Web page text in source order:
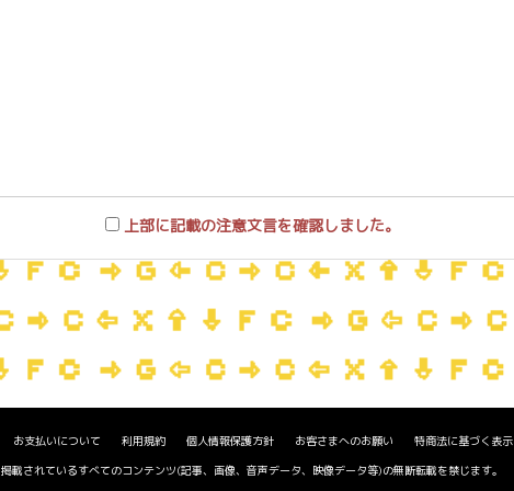
上部に記載の注意文言を確認しました。
お支払いについて 利用規約 個人情報保護方針 お客さまへのお願い 特商法に基づく表示
掲載されているすべてのコンテンツ(記事、画像、音声データ、映像データ等)の無断転載を禁じます。